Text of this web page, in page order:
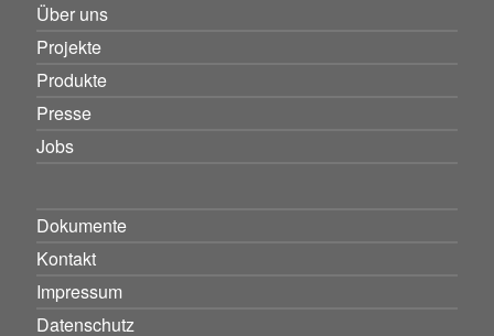
Über uns
Projekte
Produkte
Presse
Jobs
Dokumente
Kontakt
Impressum
Datenschutz